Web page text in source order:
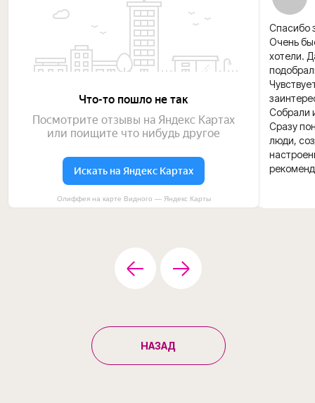
Спасибо
Очень
хотели.
Собрали
Сразу
люди,
Олиффея на карте Видного — Яндекс Карты
НАЗАД